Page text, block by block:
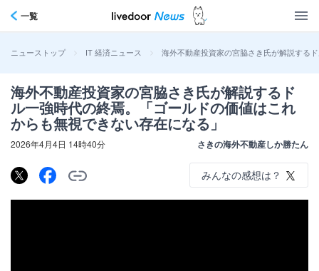
一覧
ニューストップ > IT 経済ニュース > 海外不動産投資家の宮脇さき氏が解説する
海外不動産投資家の宮脇さき氏が解説するド
ル一強時代の終焉。「ゴールドの価値はこれ
からも無視できない存在になる」
2026年4月4日 14時40分 さきの海外不動産しか勝たん
みんなの感想は？